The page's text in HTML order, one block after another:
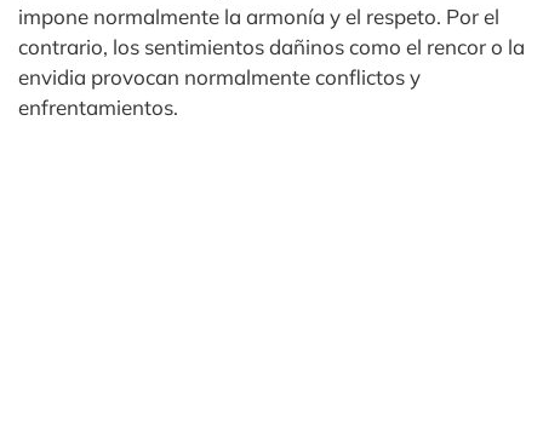
impone normalmente la armonía y el respeto. Por el
contrario, los sentimientos dañinos como el rencor o la
envidia provocan normalmente conflictos y
enfrentamientos.